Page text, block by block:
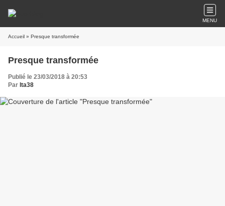
MENU
Accueil » Presque transformée
Presque transformée
Publié le 23/03/2018 à 20:53
Par lta38